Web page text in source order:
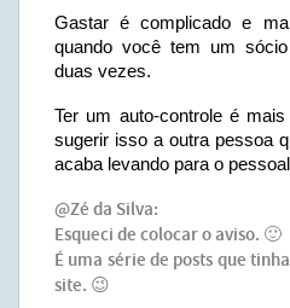
Gastar é complicado e
quando você tem um
duas vezes.
Ter um auto-controle é
sugerir isso a outra pessoa
acaba levando para o
@Zé da Silva:
Esqueci de colocar o aviso. 🙂
É uma série de posts que
site. 😉